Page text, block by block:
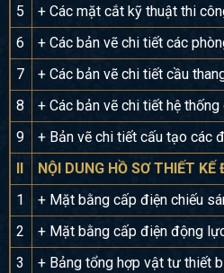
5
+ Các mặt cắt kỹ thuật thi
6
+ Các bản vẽ chi tiết các
7
+ Các bản vẽ chi tiết cầu
8
+ Các bản vẽ chi tiết hệ
9
+ Bản vẽ chi tiết cấu tạo các
NỘI DUNG HỒ SƠ THIẾT
1
+ Mặt bằng cấp điện chiếu
2
+ Mặt bằng cấp điện động
3
+ Bảng tổng hợp vật tư thiết